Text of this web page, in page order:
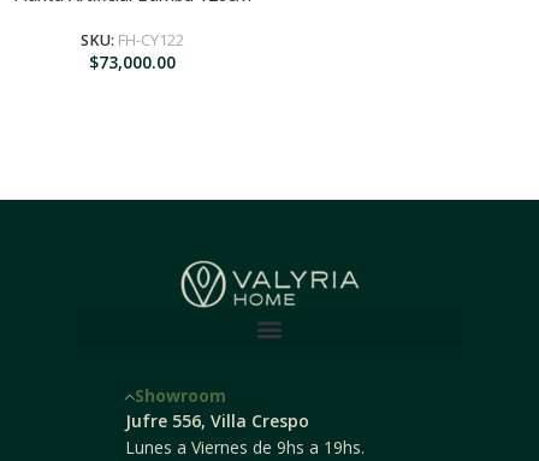
SKU: FH-CY122
$73,000.00
Showroom
Jufre 556, Villa Crespo
Lunes a Viernes de 9hs a 19hs.